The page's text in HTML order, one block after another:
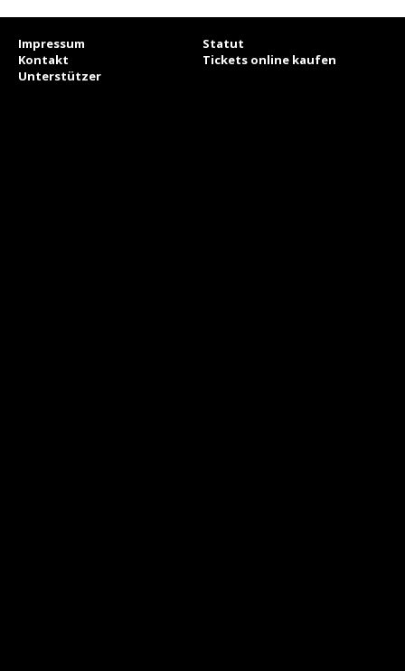
Impressum
Statut
Kontakt
Tickets online kaufen
Unterstützer